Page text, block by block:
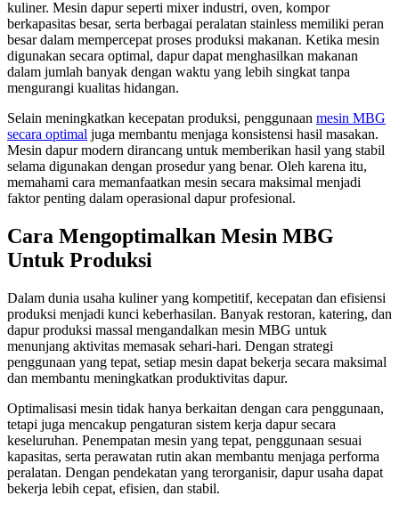
kuliner. Mesin dapur seperti mixer industri, oven, kompor
berkapasitas besar, serta berbagai peralatan stainless memiliki peran
besar dalam mempercepat proses produksi makanan. Ketika mesin
digunakan secara optimal, dapur dapat menghasilkan makanan
dalam jumlah banyak dengan waktu yang lebih singkat tanpa
mengurangi kualitas hidangan.
Selain meningkatkan kecepatan produksi, penggunaan mesin MBG
secara optimal juga membantu menjaga konsistensi hasil masakan.
Mesin dapur modern dirancang untuk memberikan hasil yang stabil
selama digunakan dengan prosedur yang benar. Oleh karena itu,
memahami cara memanfaatkan mesin secara maksimal menjadi
faktor penting dalam operasional dapur profesional.
Cara Mengoptimalkan Mesin MBG
Untuk Produksi
Dalam dunia usaha kuliner yang kompetitif, kecepatan dan efisiensi
produksi menjadi kunci keberhasilan. Banyak restoran, katering, dan
dapur produksi massal mengandalkan mesin MBG untuk
menunjang aktivitas memasak sehari-hari. Dengan strategi
penggunaan yang tepat, setiap mesin dapat bekerja secara maksimal
dan membantu meningkatkan produktivitas dapur.
Optimalisasi mesin tidak hanya berkaitan dengan cara penggunaan,
tetapi juga mencakup pengaturan sistem kerja dapur secara
keseluruhan. Penempatan mesin yang tepat, penggunaan sesuai
kapasitas, serta perawatan rutin akan membantu menjaga performa
peralatan. Dengan pendekatan yang terorganisir, dapur usaha dapat
bekerja lebih cepat, efisien, dan stabil.